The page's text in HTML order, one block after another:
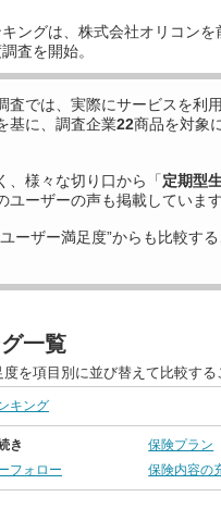
ングは、株式会社オリコン
査を開始。
査では、実際にサービスを利
基に、調査企業22商品を対象
、様々な切り口から「定期型
ユーザーの声も掲載しています
ーザー満足度”からも比較す
一覧
を項目別に並び替えて比較する
キング
き 保険プラン
フォロー
保険内容の